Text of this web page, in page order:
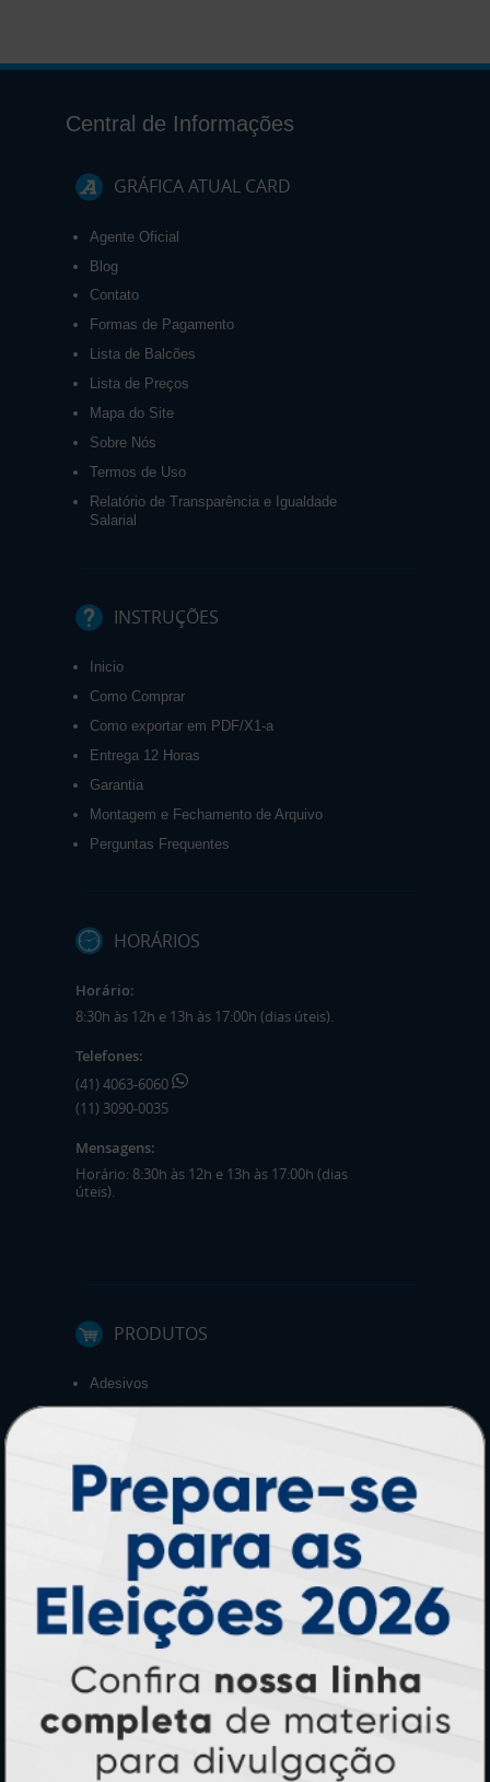
Central de Informações
GRÁFICA ATUAL CARD
Agente Oficial
Blog
Contato
Formas de Pagamento
Lista de Balcões
Lista de Preços
Mapa do Site
Sobre Nós
Termos de Uso
Relatório de Transparência e Igualdade
Salarial
INSTRUÇÕES
Inicio
Como Comprar
Como exportar em PDF/X1-a
Entrega 12 Horas
Garantia
Montagem e Fechamento de Arquivo
Perguntas Frequentes
HORÁRIOS
Horário:
8:30h às 12h e 13h às 17:00h (dias úteis).
Telefones:
(41) 4063-6060
(11) 3090-0035
Mensagens:
Horário: 8:30h às 12h e 13h às 17:00h (dias
úteis).
PRODUTOS
Adesivos
Pastas
Cartão de Visita
Folder, Flyer e Panfleto
Banners e Lonas
Calendários 2027
PAGUE COM